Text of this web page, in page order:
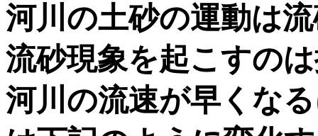
河川の土砂の運動は
流砂現象を起こすの
河川の流速が早くな